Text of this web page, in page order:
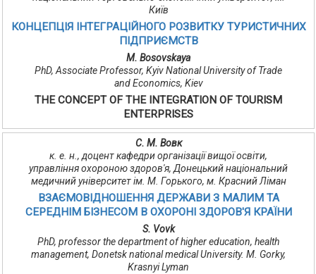
Київ
КОНЦЕПЦІЯ ІНТЕГРАЦІЙНОГО РОЗВИТКУ ТУРИСТИЧНИХ
ПІДПРИЄМСТВ
M. Bosovskaya
PhD, Associate Professor, Kyiv National University of Trade
and Economics, Kiev
THE CONCEPT OF THE INTEGRATION OF TOURISM
ENTERPRISES
С. М. Вовк
к. е. н., доцент кафедри організації вищої освіти,
управління охороною здоров'я, Донецький національний
медичний університет ім. М. Горького, м. Красний Ліман
ВЗАЄМОВІДНОШЕННЯ ДЕРЖАВИ З МАЛИМ ТА
СЕРЕДНІМ БІЗНЕСОМ В ОХОРОНІ ЗДОРОВ'Я КРАЇНИ
S. Vovk
PhD, professor the department of higher education, health
management, Donetsk national medical University. M. Gorky,
Krasnyi Lyman